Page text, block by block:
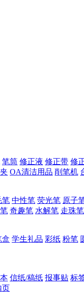
笔筒 修正液 修正带 修
OA清洁用品 削笔机
笔 中性笔 荧光笔 原子
奇趣笔 水解笔 走珠笔
盒 学生礼品 彩纸 粉笔
信纸/稿纸 报事贴 标
页